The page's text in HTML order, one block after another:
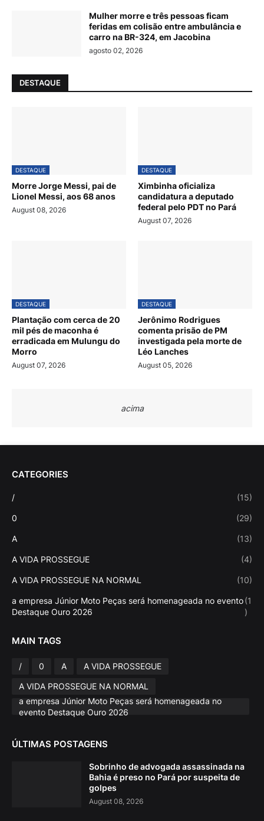
Mulher morre e três pessoas ficam
feridas em colisão entre ambulância e
carro na BR-324, em Jacobina
agosto 02, 2026
DESTAQUE
DESTAQUE
Morre Jorge Messi, pai de
Lionel Messi, aos 68 anos
August 08, 2026
DESTAQUE
Ximbinha oficializa
candidatura a deputado
federal pelo PDT no Pará
August 07, 2026
DESTAQUE
Plantação com cerca de 20
mil pés de maconha é
erradicada em Mulungu do
Morro
August 07, 2026
DESTAQUE
Jerônimo Rodrigues
comenta prisão de PM
investigada pela morte de
Léo Lanches
August 05, 2026
acima
CATEGORIES
/ (15)
0 (29)
A (13)
A VIDA PROSSEGUE (4)
A VIDA PROSSEGUE NA NORMAL (10)
a empresa Júnior Moto Peças será homenageada no evento
Destaque Ouro 2026
(1
)
MAIN TAGS
/ 0 A
A VIDA PROSSEGUE
A VIDA PROSSEGUE NA NORMAL
a empresa Júnior Moto Peças será homenageada no
evento Destaque Ouro 2026
ÚLTIMAS POSTAGENS
Sobrinho de advogada assassinada na
Bahia é preso no Pará por suspeita de
golpes
August 08, 2026